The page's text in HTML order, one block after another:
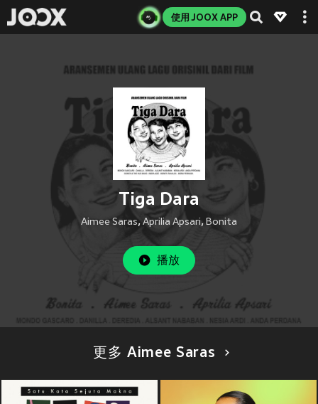
使用 JOOX APP
Tiga Dara
Aimee Saras, Aprilia Apsari, Bonita
播放
更多 Aimee Saras